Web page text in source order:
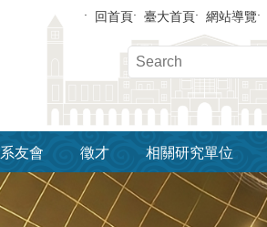
回首頁 臺大首頁 網站導覽
系友會 徵才 相關研究單位